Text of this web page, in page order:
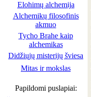
Elohimų alchemija
Alchemikų filosofinis
akmuo
Tycho Brahe kaip
alchemikas
Didžiųjų misterijų šviesa
Mitas ir mokslas
Papildomi puslapiai: